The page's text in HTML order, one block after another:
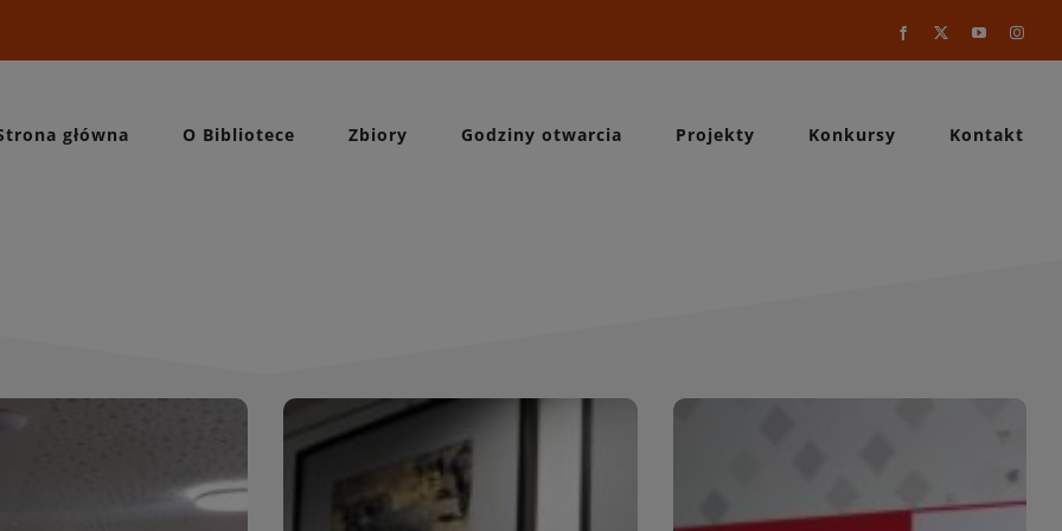
Facebook YouTube
główna O Bibliotece Zbiory Godziny otwarcia Projekty Konkursy Kontakt
Wydarzenia